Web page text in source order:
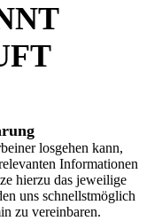
losgehen kann,
Informationen
hierzu das jeweilige
uns schnellstmöglich
zu vereinbaren.